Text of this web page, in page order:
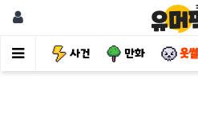
유머 사건 만화 웃썰